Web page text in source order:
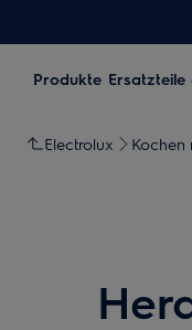
Produkte Ersatzteile
Electrolux Kochen